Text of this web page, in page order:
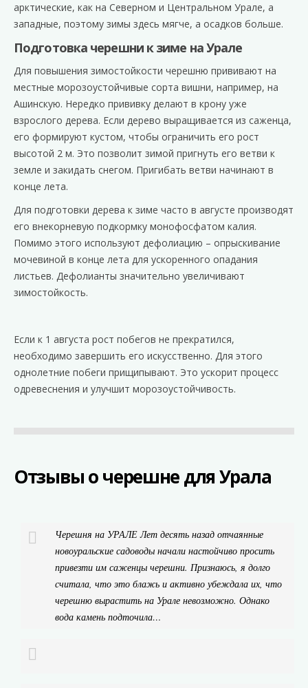
арктические, как на Северном и Центральном Урале, а
западные, поэтому зимы здесь мягче, а осадков больше.
Подготовка черешни к зиме на Урале
Для повышения зимостойкости черешню прививают на
местные морозоустойчивые сорта вишни, например, на
Ашинскую. Нередко прививку делают в крону уже
взрослого дерева. Если дерево выращивается из саженца,
его формируют кустом, чтобы ограничить его рост
высотой 2 м. Это позволит зимой пригнуть его ветви к
земле и закидать снегом. Пригибать ветви начинают в
конце лета.
Для подготовки дерева к зиме часто в августе производят
его внекорневую подкормку монофосфатом калия.
Помимо этого используют дефолиацию – опрыскивание
мочевиной в конце лета для ускоренного опадания
листьев. Дефолианты значительно увеличивают
зимостойкость.
Если к 1 августа рост побегов не прекратился,
необходимо завершить его искусственно. Для этого
однолетние побеги прищипывают. Это ускорит процесс
одревеснения и улучшит морозоустойчивость.
Отзывы о черешне для Урала
Черешня на УРАЛЕ Лет десять назад отчаянные
новоуральские садоводы начали настойчиво просить
привезти им саженцы черешни. Признаюсь, я долго
считала, что это блажь и активно убеждала их, что
черешню вырастить на Урале невозможно. Однако
вода камень подточила…